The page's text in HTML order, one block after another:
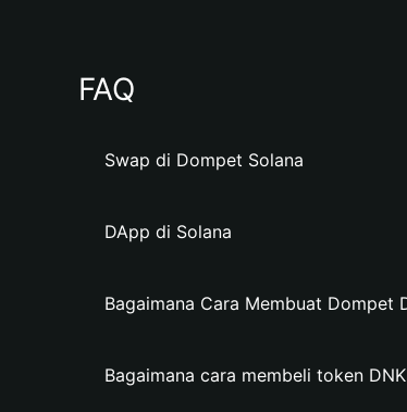
FAQ
Swap di Dompet Solana
DApp di Solana
Bagaimana Cara Membuat Dompet
Bagaimana cara membeli token